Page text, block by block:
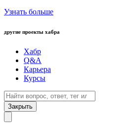
Узнать больше
другие проекты хабра
Хабр
Q&A
Карьера
Курсы
Закрыть